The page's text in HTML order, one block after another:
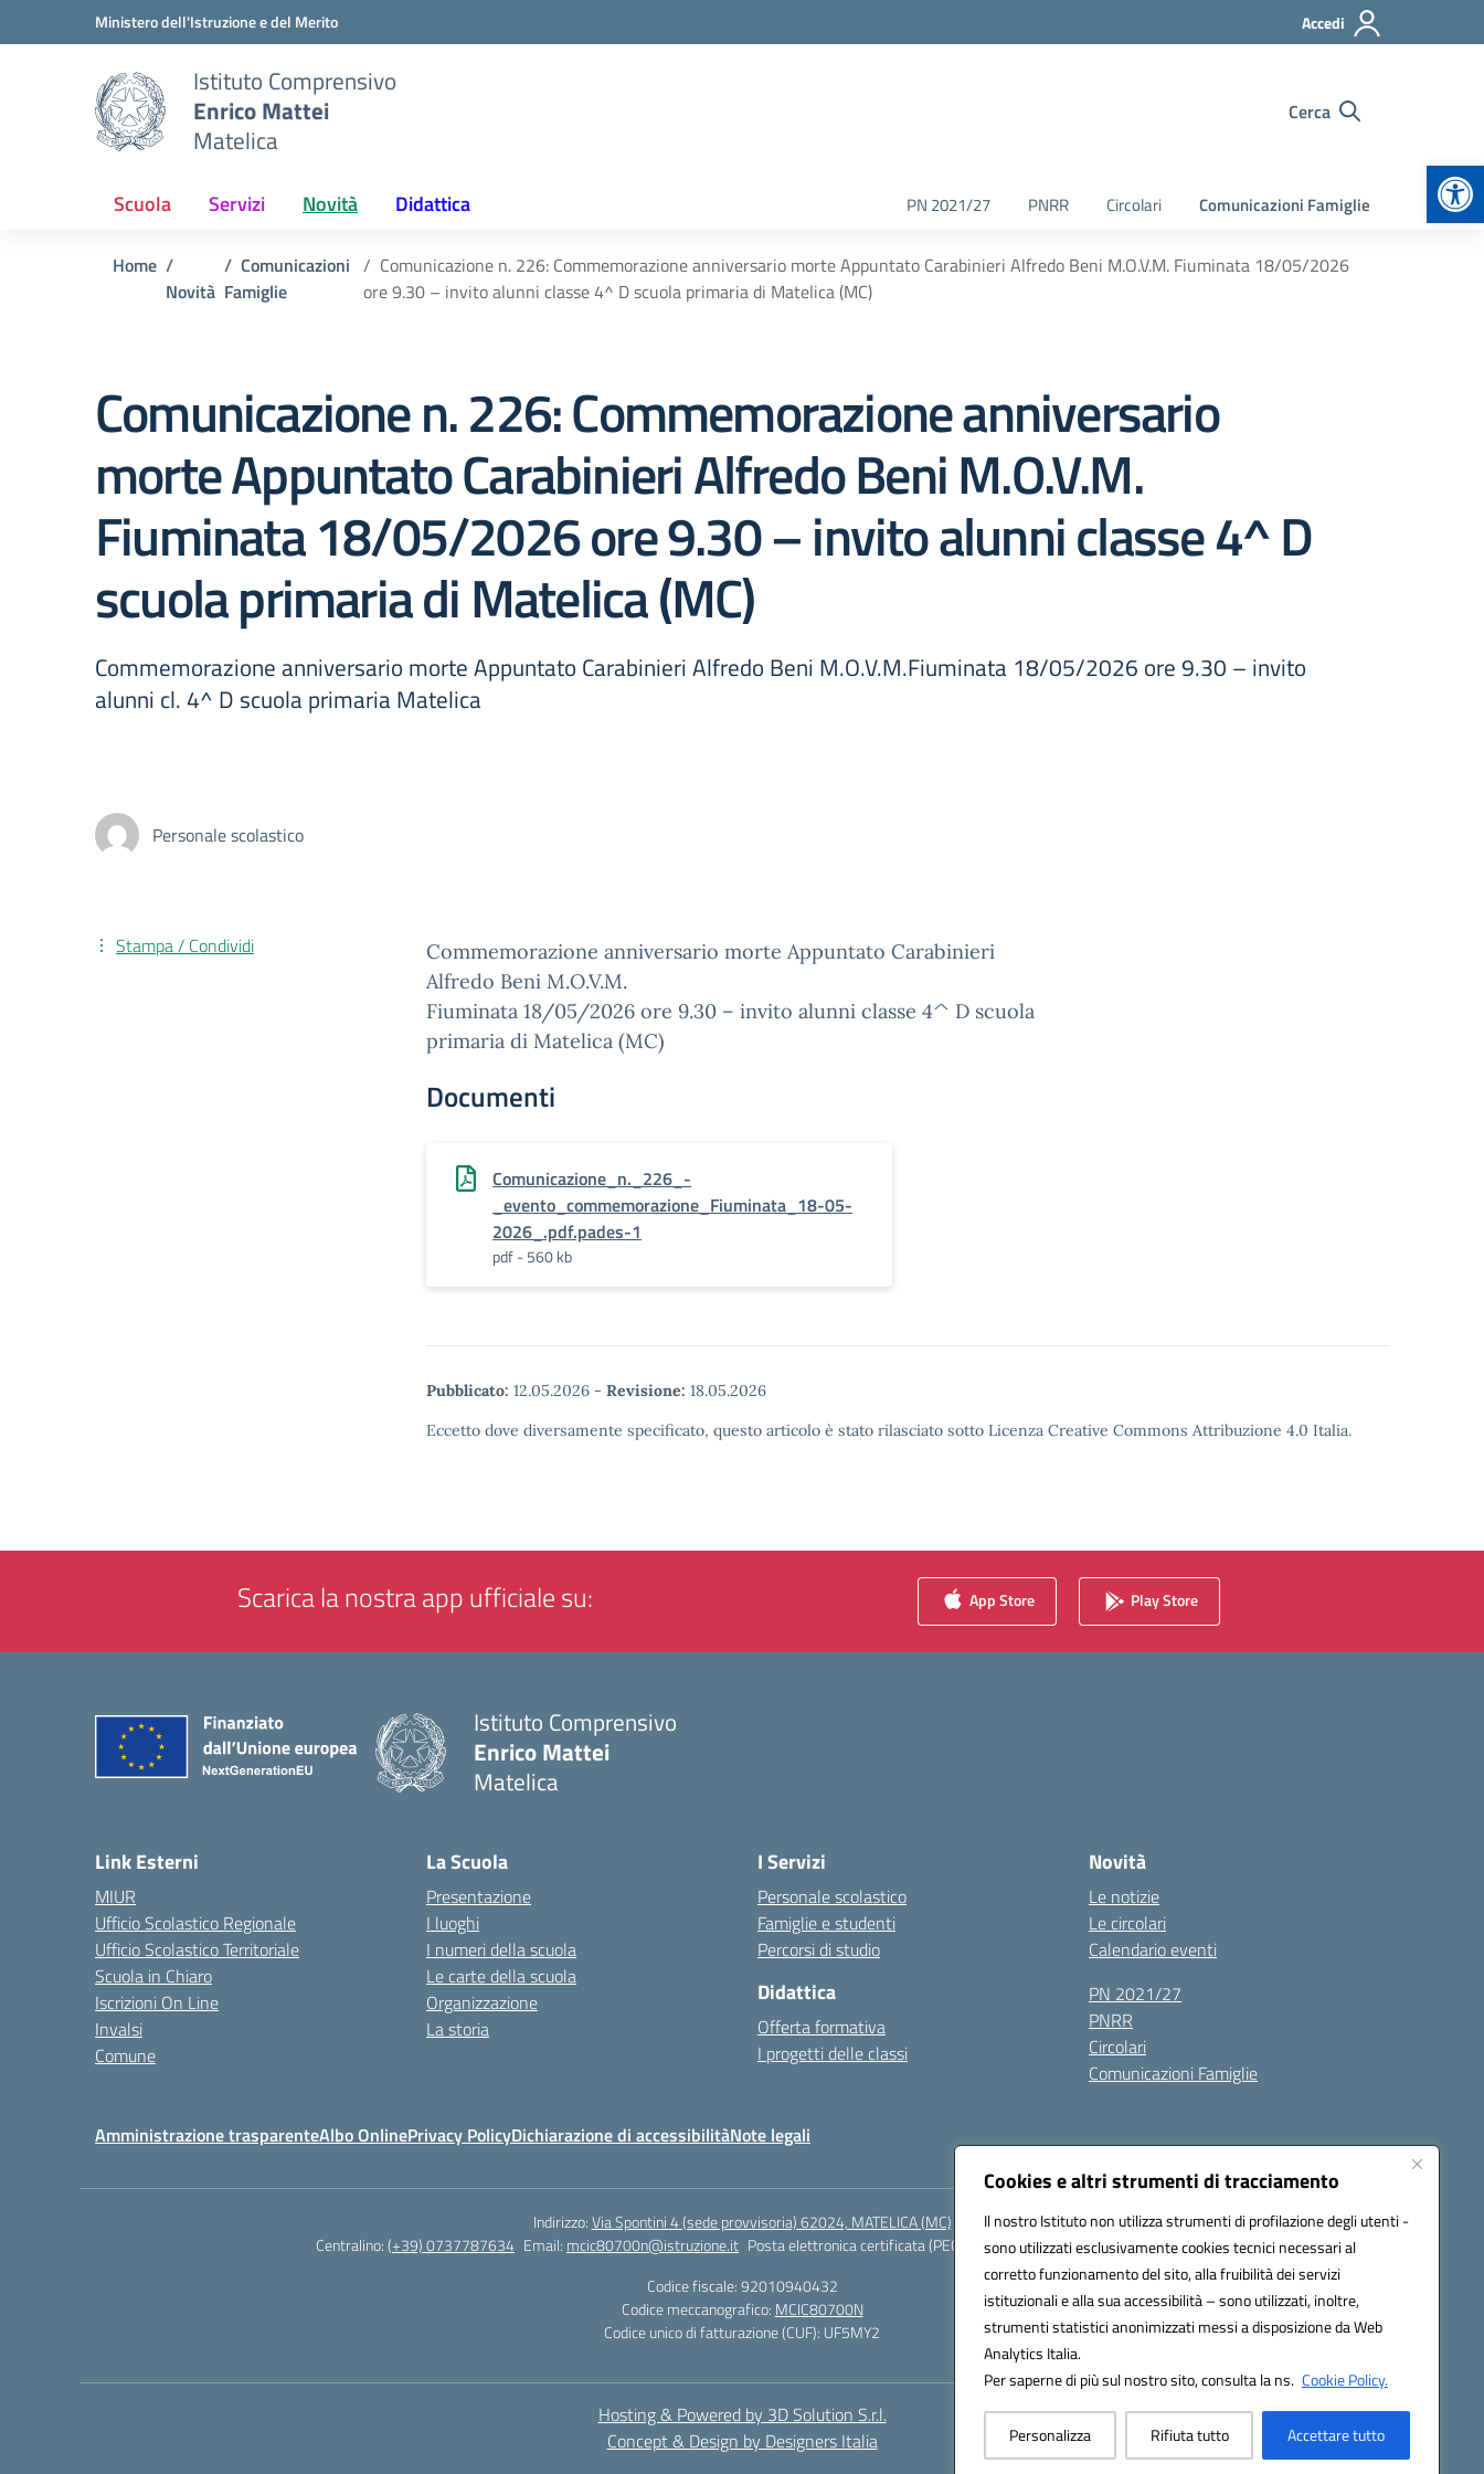
Cookies e altri strumenti di tracciamento
Il nostro Istituto non utilizza strumenti di profilazione degli utenti -
sono utilizzati esclusivamente cookies tecnici necessari al
corretto funzionamento del sito, alla fruibilità dei servizi
istituzionali e alla sua accessibilità – sono utilizzati, inoltre,
strumenti statistici anonimizzati messi a disposizione da Web
Analytics Italia.
Per saperne di più sul nostro sito, consulta la ns. Cookie Policy.
Personalizza Rifiuta tutto Accettare tutto
Vai ai contenuti
Vai al menu di navigazioneMinistero dell'Istruzione e del Merito Accedi
Istituto Comprensivo
Enrico Mattei
Matelica
Cerca
Scuola Servizi Novità Didattica PN 2021/27 PNRR Circolari Comunicazioni Famiglie
Home
Novità
Comunicazioni
Famiglie
Comunicazione n. 226: Commemorazione anniversario morte Appuntato Carabinieri Alfredo Beni M.O.V.M. Fiuminata 18/05/2026
ore 9.30 – invito alunni classe 4^ D scuola primaria di Matelica (MC)
Comunicazione n. 226: Commemorazione anniversario
morte Appuntato Carabinieri Alfredo Beni M.O.V.M.
Fiuminata 18/05/2026 ore 9.30 – invito alunni classe 4^ D
scuola primaria di Matelica (MC)
Commemorazione anniversario morte Appuntato Carabinieri Alfredo Beni M.O.V.M.Fiuminata 18/05/2026 ore 9.30 – invito
alunni cl. 4^ D scuola primaria Matelica
Personale scolastico
Commemorazione anniversario morte Appuntato Carabinieri
Alfredo Beni M.O.V.M.
Fiuminata 18/05/2026 ore 9.30 – invito alunni classe 4^ D scuola
primaria di Matelica (MC)
Documenti
Comunicazione_n._226_-
_evento_commemorazione_Fiuminata_18-05-
2026_.pdf.pades-1
pdf - 560 kb
Pubblicato: 12.05.2026 - Revisione: 18.05.2026
Eccetto dove diversamente specificato, questo articolo è stato rilasciato sotto Licenza Creative Commons Attribuzione 4.0 Italia.
Stampa / Condividi
Scarica la nostra app ufficiale su: App Store Play Store
Istituto Comprensivo
Enrico Mattei
Matelica
Link Esterni
MIUR
Ufficio Scolastico Regionale
Ufficio Scolastico Territoriale
Scuola in Chiaro
Iscrizioni On Line
Invalsi
Comune
La Scuola
Presentazione
I luoghi
I numeri della scuola
Le carte della scuola
Organizzazione
La storia
I Servizi
Personale scolastico
Famiglie e studenti
Percorsi di studio
Didattica
Offerta formativa
I progetti delle classi
Novità
Le notizie
Le circolari
Calendario eventi
PN 2021/27
PNRR
Circolari
Comunicazioni Famiglie
Amministrazione trasparenteAlbo OnlinePrivacy PolicyDichiarazione di accessibilitàNote legali
Indirizzo:Via Spontini 4 (sede provvisoria) 62024, MATELICA (MC)
Centralino:(+39) 0737787634 Email: mcic80700n@istruzione.it Posta elettronica certificata (PEC):
mcic80700n@pec.istruzione.it
Codice fiscale: 92010940432
Codice meccanografico: MCIC80700N
Codice unico di fatturazione (CUF): UF5MY2
Hosting & Powered by 3D Solution S.r.l.
Concept & Design by Designers Italia